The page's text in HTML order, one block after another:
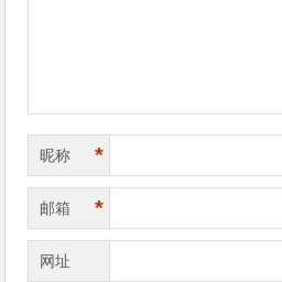
昵称 *
邮箱 *
网址